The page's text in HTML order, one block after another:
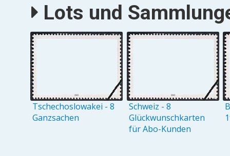
Lots und
Tschechoslowakei - 8
Ganzsachen
Schweiz - 8
Glückwunschkarten
für Abo-Kunden